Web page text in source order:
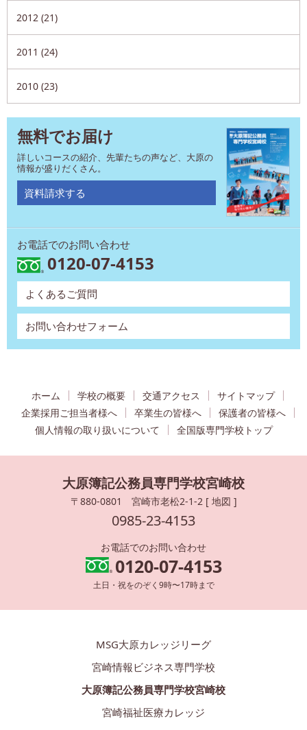
2012 (21)
2011 (24)
2010 (23)
無料でお届け
詳しいコースの紹介、先輩たちの声など、大原の
情報が盛りだくさん。
資料請求する
お電話でのお問い合わせ
0120-07-4153
よくあるご質問
お問い合わせフォーム
ホーム 学校の概要 交通アクセス
サイトマップ
企業採用ご担当者様へ
卒業生の皆様へ
保護者の皆様へ
個人情報の取り扱いについて
全国版専門学校トップ
大原簿記公務員専門学校宮崎校
〒880-0801 宮崎市老松2-1-2 [ 地図 ]
0985-23-4153
お電話でのお問い合わせ
0120-07-4153
土日・祝をのぞく9時〜17時まで
MSG大原カレッジリーグ
宮崎情報ビジネス専門学校
大原簿記公務員専門学校宮崎校
宮崎福祉医療カレッジ